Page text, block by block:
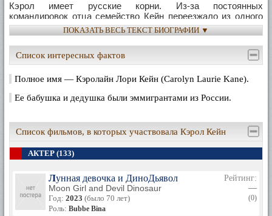
Кэрол имеет русские корни. Из-за постоянных
командировок отца семейство Кейн переезжало из одного
города в другой. Так же в детстве вместе с отцом Кэрол
побывала в Нигерии, Египте, Франции и на Гаити. В
возрасте 8 лет она стала жительницей Нью-Йорка, где
было принято решение окончательно обосноваться.
Кэрол Кейн получила образование в Профессиональной
Манхэттенской школе. Несколько лет она была прилежной
ученицей, но после развода родителей вошла в число
Кэрол с юных лет снималась в различных фильмах. В
возврате 14 лет она профессионально выступала на сцене
такого театра как Линкольн Центр. Её первым «звездным»
напарником стала профессиональный голливудский актер
Дебютной сценической работой актрисы стал спектакль
«Всё лучшее для мисс Джин Броуди».
ПОКАЗАТЬ ВЕСЬ ТЕКСТ БИОГРАФИИ ▼
Список интересных фактов
Полное имя — Кэролайн Лори Кейн (Carolyn Laurie Kane).
Ее бабушка и дедушка были эммигрантами из России.
Список фильмов, в которых участвовала Кэрол Кейн
АКТЕР (133)
Лунная девочка и ДиноДьявол
Moon Girl and Devil Dinosaur
Год: 2023 (было 70 лет)
Роль: Bubbe Bina
Рейтинг:
—
(0)